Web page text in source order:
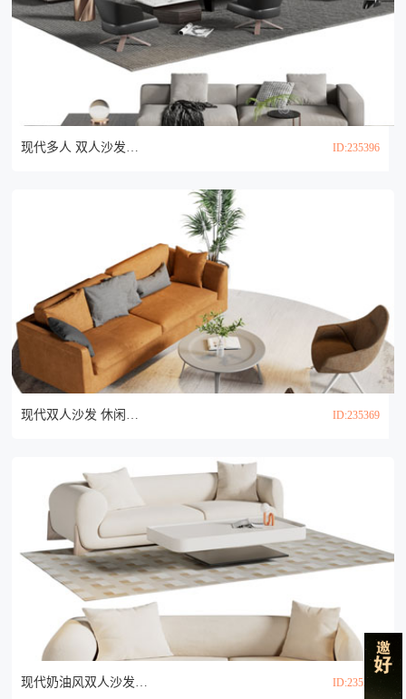
现代多人 双人沙发和茶几组合3d模型 ID:235396
现代双人沙发 休闲椅子和茶几组合3d模型 ID:235369
现代奶油风双人沙发 茶几组合3d模型 ID:235286